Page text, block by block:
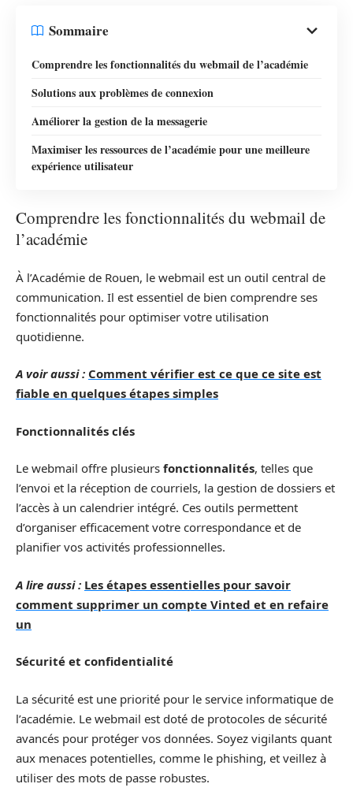
Sommaire
Comprendre les fonctionnalités du webmail de l’académie
Solutions aux problèmes de connexion
Améliorer la gestion de la messagerie
Maximiser les ressources de l’académie pour une meilleure
expérience utilisateur
Comprendre les fonctionnalités du webmail de
l’académie
À l’Académie de Rouen, le webmail est un outil central de
communication. Il est essentiel de bien comprendre ses
fonctionnalités pour optimiser votre utilisation
quotidienne.
A voir aussi : Comment vérifier est ce que ce site est
fiable en quelques étapes simples
Fonctionnalités clés
Le webmail offre plusieurs fonctionnalités, telles que
l’envoi et la réception de courriels, la gestion de dossiers et
l’accès à un calendrier intégré. Ces outils permettent
d’organiser efficacement votre correspondance et de
planifier vos activités professionnelles.
A lire aussi : Les étapes essentielles pour savoir
comment supprimer un compte Vinted et en refaire
un
Sécurité et confidentialité
La sécurité est une priorité pour le service informatique de
l’académie. Le webmail est doté de protocoles de sécurité
avancés pour protéger vos données. Soyez vigilants quant
aux menaces potentielles, comme le phishing, et veillez à
utiliser des mots de passe robustes.